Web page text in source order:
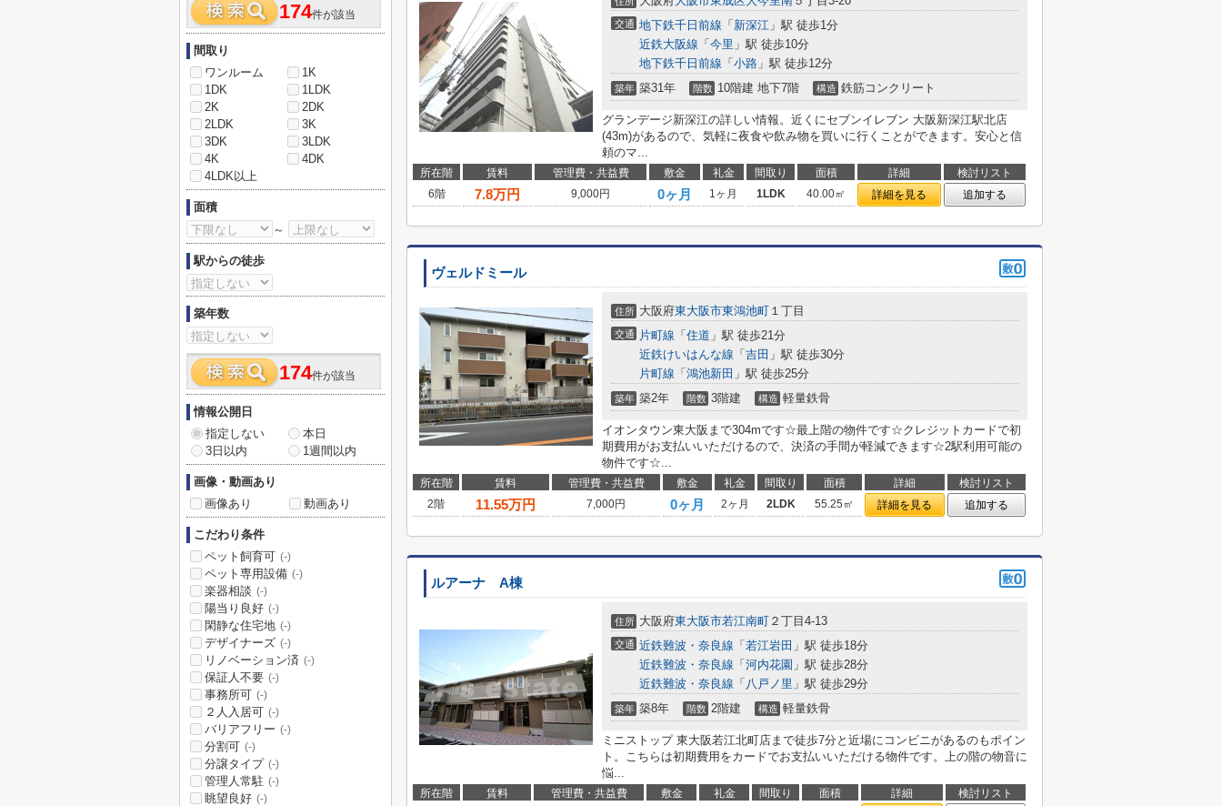
交通 地下鉄千日前線 「 新深江 」駅 徒歩1分
近鉄大阪線 「 今里 」駅 徒歩10分
地下鉄千日前線 「 小路 」駅 徒歩12分
築年 築31年 階数 10階建 地下7階 構造 鉄筋コンクリート
グランデージ新深江の詳しい情報。近くにセブンイレブン 大阪新深江駅北店
(43m)があるので、気軽に夜食や飲み物を買いに行くことができます。安心と信
頼のマ...
所在階 賃料 管理費・共益費 敷金 礼金 間取り 面積 詳細
検討リスト
6階
7.8万円 9,000円 0ヶ月 1ヶ月 1LDK 40.00㎡ 詳細を見る 追加する
ヴェルドミール
住所 大阪府東大阪市東鴻池町 １丁目
交通 片町線 「 住道 」駅 徒歩21分
近鉄けいはんな線 「 吉田 」駅 徒歩30分
片町線 「 鴻池新田 」駅 徒歩25分
築年 築2年 階数 3階建 構造 軽量鉄骨
イオンタウン東大阪まで304mです☆最上階の物件です☆クレジットカードで初
期費用がお支払いいただけるので、決済の手間が軽減できます☆2駅利用可能の
物件です☆...
所在階 賃料 管理費・共益費 敷金 礼金 間取り 面積 詳細
検討リスト
2階
11.55万円 7,000円 0ヶ月 2ヶ月 2LDK 55.25㎡ 詳細を見る 追加する
ルアーナ A棟
住所 大阪府東大阪市若江南町 ２丁目4-13
交通 近鉄難波・奈良線 「 若江岩田 」駅 徒歩18分
近鉄難波・奈良線 「 河内花園 」駅 徒歩28分
近鉄難波・奈良線 「 八戸ノ里 」駅 徒歩29分
築年 築8年 階数 2階建 構造 軽量鉄骨
ミニストップ 東大阪若江北町店まで徒歩7分と近場にコンビニがあるのもポイン
ト。こちらは初期費用をカードでお支払いいただける物件です。上の階の物音に
悩...
所在階 賃料 管理費・共益費 敷金 礼金 間取り 面積 詳細
検討リスト
174件が該当
間取り
ワンルーム
1K
1DK
1LDK
2K
2DK
2LDK
3K
3DK
3LDK
4K
4DK
4LDK以上
面積
～
駅からの徒歩
築年数
174件が該当
情報公開日
指定しない
本日
3日以内
1週間以内
画像・動画あり
画像あり
動画あり
こだわり条件
ペット飼育可 (-)
ペット専用設備 (-)
楽器相談 (-)
陽当り良好 (-)
閑静な住宅地 (-)
デザイナーズ (-)
リノベーション済 (-)
保証人不要 (-)
事務所可 (-)
２人入居可 (-)
バリアフリー (-)
分割可 (-)
分譲タイプ (-)
管理人常駐 (-)
眺望良好 (-)